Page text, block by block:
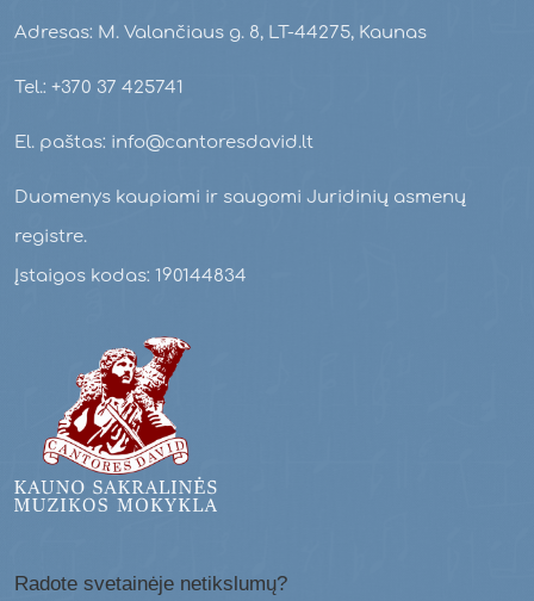
Adresas: M. Valančiaus g. 8, LT-44275, Kaunas
Tel.: +370 37 425741
El. paštas: info@cantoresdavid.lt
Duomenys kaupiami ir saugomi Juridinių asmenų
registre.
Įstaigos kodas: 190144834
Radote svetainėje netikslumų?